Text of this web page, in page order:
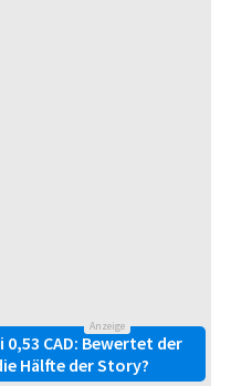
Anzeige
0,53 CAD: Bewertet der
Hälfte der Story?